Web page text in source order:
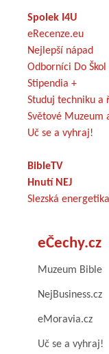
Spolek I4U
eRecenze.eu
Nejlepší nápad
Odborníci Do Škol
Stipendia +
Studuj techniku a
Světové Muzeum
Uč se a vyhraj!
BibleTV
Hnutí NEJ
Slezská energetika
eČechy.cz
Muzeum Bible
NejBusiness.cz
eMoravia.cz
Uč se a vyhraj!